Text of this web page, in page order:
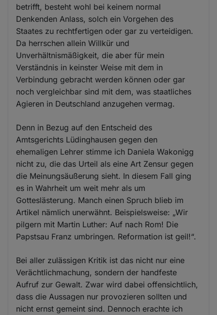
betrifft, besteht wohl bei keinem normal
Denkenden Anlass, solch ein Vorgehen des
Staates zu rechtfertigen oder gar zu verteidigen.
Da herrschen allein Willkür und
Unverhältnismäßigkeit, die aber für mein
Verständnis in keinster Weise mit dem in
Verbindung gebracht werden können oder gar
noch vergleichbar sind mit dem, was staatliches
Agieren in Deutschland anzugehen vermag.
Denn in Bezug auf den Entscheid des
Amtsgerichts Lüdinghausen gegen den
ehemaligen Lehrer stimme ich Daniela Wakonigg
nicht zu, die das Urteil als eine Art Zensur gegen
die Meinungsäußerung sieht. In diesem Fall ging
es in Wahrheit um weit mehr als um
Gotteslästerung. Manch einen Spruch blieb im
Artikel nämlich unerwähnt. Beispielsweise: „Wir
pilgern mit Martin Luther: Auf nach Rom! Die
Papstsau Franz umbringen. Reformation ist geil!“.
Bei aller zulässigen Kritik ist das nicht nur eine
Verächtlichmachung, sondern der handfeste
Aufruf zur Gewalt. Zwar wird dabei offensichtlich,
dass die Aussagen nur provozieren sollten und
nicht ernst gemeint sind. Dennoch erachte ich